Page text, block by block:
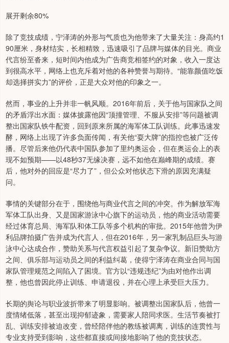
展开剩余80%
除了竞技成绩，宁泽涛的外形与气质也为他带来了大量关注：身高约1
90厘米，身材结实，长相精致，迅速吸引了品牌与媒体的目光。商业
代言纷至沓来，短时间内他成为广告商竞相签约的对象，收入一度达
到很高水平，网络上也充斥着对他的各种赞誉与期待。“能靠颜值吃饭
却选择拼实力”的评价，正是大众对他的印象之一。
然而，事业的上升并非一帆风顺。2016年前后，关于他与国家队之间
的矛盾浮出水面：媒体披露他因“顶撞管理、不服从安排”等问题被调
整出国家队铁牛配资，回到原来所属的海军体工队训练。此事迅速发
酵，网络上出现了许多负面传闻，有关他“耍大牌”的指控也被广泛传
播。尽管后来他仍代表中国队参加了里约奥运会，但在奥运会上的表
现不如预期——以48秒37无缘决赛，远不如他在巅峰期的成绩。赛
后，他对外的回应是“尽力了”，但公众对他状态下滑的原因充满疑
问。
事情的关键部分在于，围绕他与商业代言之间的冲突。作为解放军海
军体工队出身、又是国家游泳中心旗下的运动员，他的商业活动需要
经过体育总局、海军队和体工队等多个机构的审批。2015年他曾为伊
利品牌拍摄广告并成为代言人，但在2016年，另一家乳制品巨头与游
泳中心达成合作，赞助关系与代言权益引起了复杂争议。新旧赞助方
之间、俱乐部与运动员之间的利益纠葛，使得宁泽涛在商业合同与国
家队管理规范之间陷入了困境。官方以“违规违纪”为由对他作出调
整，他也曾因此停止训练、申请退役，并在心理上承受巨大压力。
长期的舆论与职业波折带来了明显影响。被调整出国家队后，他曾一
度情绪低落，甚至出现抑郁迹象，需要家人陪同求医。生活节奏被打
乱、训练安排被迫改变，曾经陪伴他的教练被调离，训练的连贯性与
专业支持受到影响，这些都直接或间接地影响了他的竞技状态。